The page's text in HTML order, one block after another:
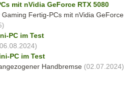
mit nVidia GeForce RTX 5080
Fertig-PCs mit nVidia GeForce
PC im Test
PC im Test
Handbremse (02.07.2024)